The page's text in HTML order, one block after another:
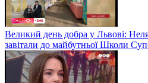
Великий день добра у Львові:
завітали до майбутньої Школи